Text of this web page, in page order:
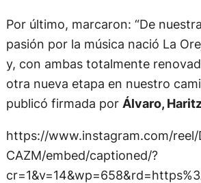
Por último, marcaron: “De
pasión por la música nació La
y, con ambas totalmente
otra nueva etapa en nuestro
publicó firmada por Álvaro,
https://www.instagram.com/reel/
CAZM/embed/captioned/?